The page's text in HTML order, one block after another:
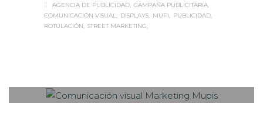
AGENCIA DE PUBLICIDAD CAMPAÑA PUBLICITARIA
COMUNICACIÓN VISUAL
DISPLAYS MUPI
PUBLICIDAD
ROTULACIÓN
STREET MARKETING